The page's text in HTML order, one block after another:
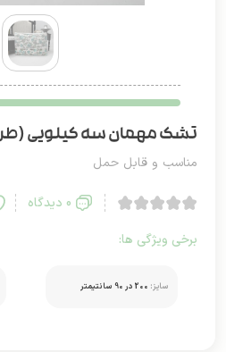
تشک مهمان سه کیلویی (طرح
مناسب و قابل حمل
0 دیدگاه
برخی ویژگی ها:
سایز: 200 در 90 سانتیمتر